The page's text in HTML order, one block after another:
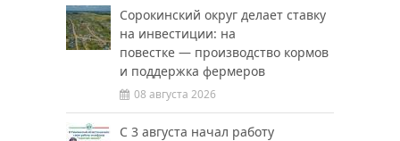
Сорокинский округ делает ставку
на инвестиции: на
повестке — производство кормов
и поддержка фермеров
08 августа 2026
С 3 августа начал работу